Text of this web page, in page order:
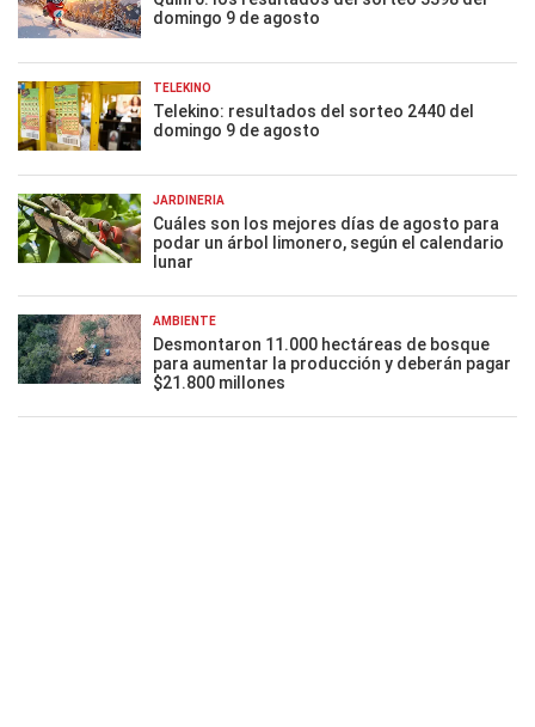
domingo 9 de agosto
TELEKINO
Telekino: resultados del sorteo 2440 del
domingo 9 de agosto
JARDINERÍA
Cuáles son los mejores días de agosto para
podar un árbol limonero, según el calendario
lunar
AMBIENTE
Desmontaron 11.000 hectáreas de bosque
para aumentar la producción y deberán pagar
$21.800 millones